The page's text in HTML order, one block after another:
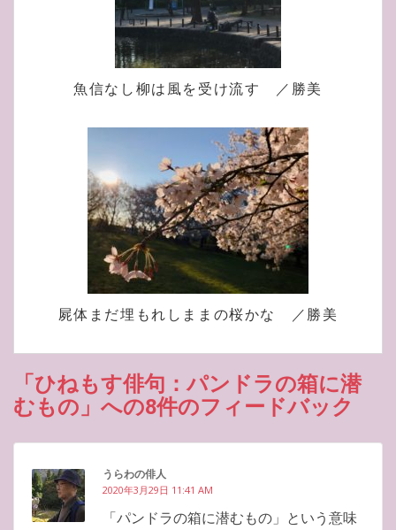
魚信なし柳は風を受け流す ／勝美
屍体まだ埋もれしままの桜かな ／勝美
「ひねもす俳句：パンドラの箱に潜
むもの」への8件のフィードバック
うらわの俳人
2020年3月29日 11:41 AM
「パンドラの箱に潜むもの」という意味